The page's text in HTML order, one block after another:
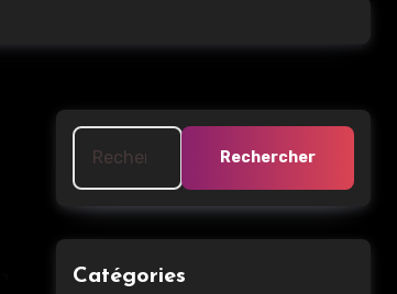
Rechercher :
Catégories